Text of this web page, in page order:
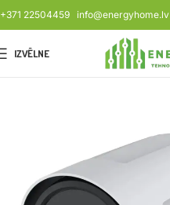
+371 22504459 info@energyhome.lv
IZVĒLNE